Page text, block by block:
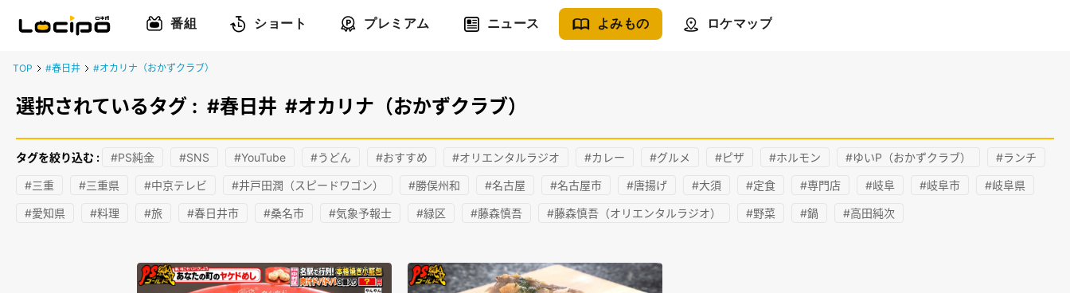
番組 ショート プレミアム ニュース よみもの ロケマップ
TOP #春日井 #オカリナ（おかずクラブ）
選択されているタグ : #春日井 #オカリナ（おかずクラブ）
タグを絞り込む : #PS純金 #SNS #YouTube #うどん #おすすめ #オリエンタルラジオ #カレー #グルメ #ピザ #ホルモン #ゆいP（おかずクラブ） #ランチ
#三重 #三重県 #中京テレビ #井戸田潤（スピードワゴン） #勝俣州和 #名古屋 #名古屋市 #唐揚げ #大須 #定食 #専門店 #岐阜 #岐阜市 #岐阜県
#愛知県 #料理 #旅 #春日井市 #桑名市 #気象予報士 #緑区 #藤森慎吾 #藤森慎吾（オリエンタルラジオ） #野菜 #鍋 #高田純次